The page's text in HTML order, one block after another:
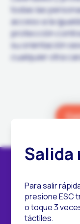
Salida
Para salir
presione ESC
o toque 3
táctiles.
todas las
acceso a la
protección
su orientación
cualquier otra